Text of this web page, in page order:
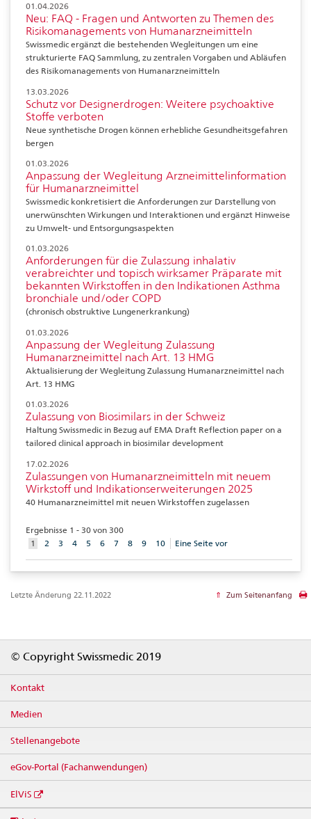
01.04.2026
Neu: FAQ - Fragen und Antworten zu Themen des
Risikomanagements von Humanarzneimitteln
Swissmedic ergänzt die bestehenden Wegleitungen um eine
strukturierte FAQ Sammlung, zu zentralen Vorgaben und Abläufen
des Risikomanagements von Humanarzneimitteln
13.03.2026
Schutz vor Designerdrogen: Weitere psychoaktive
Stoffe verboten
Neue synthetische Drogen können erhebliche Gesundheitsgefahren
bergen
01.03.2026
Anpassung der Wegleitung Arzneimittelinformation
für Humanarzneimittel
Swissmedic konkretisiert die Anforderungen zur Darstellung von
unerwünschten Wirkungen und Interaktionen und ergänzt Hinweise
zu Umwelt- und Entsorgungsaspekten
01.03.2026
Anforderungen für die Zulassung inhalativ
verabreichter und topisch wirksamer Präparate mit
bekannten Wirkstoffen in den Indikationen Asthma
bronchiale und/oder COPD
(chronisch obstruktive Lungenerkrankung)
01.03.2026
Anpassung der Wegleitung Zulassung
Humanarzneimittel nach Art. 13 HMG
Aktualisierung der Wegleitung Zulassung Humanarzneimittel nach
Art. 13 HMG
01.03.2026
Zulassung von Biosimilars in der Schweiz
Haltung Swissmedic in Bezug auf EMA Draft Reflection paper on a
tailored clinical approach in biosimilar development
17.02.2026
Zulassungen von Humanarzneimitteln mit neuem
Wirkstoff und Indikationserweiterungen 2025
40 Humanarzneimittel mit neuen Wirkstoffen zugelassen
Ergebnisse 1 - 30 von 300
1 aktuelles
Element
2 3 4 5 6 7 8 9 10 Eine Seite vor
Letzte Änderung 22.11.2022 Zum Seitenanfang
© Copyright Swissmedic 2019
Kontakt
Medien
Stellenangebote
eGov-Portal (Fachanwendungen)
ElViS